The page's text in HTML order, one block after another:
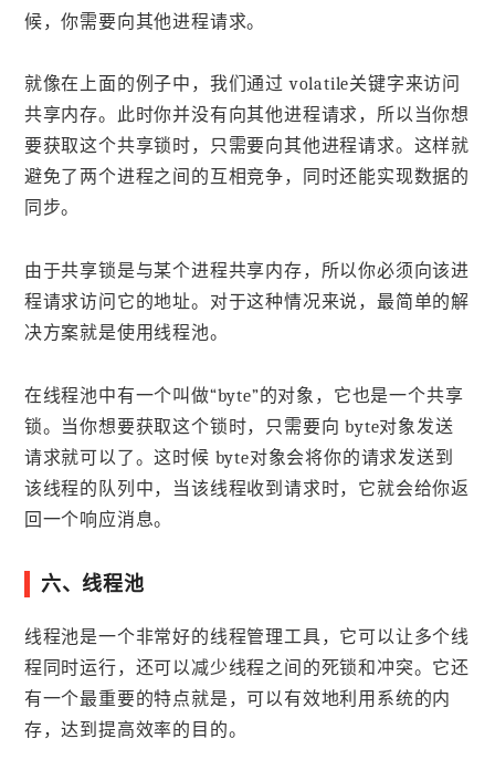
候，你需要向其他进程请求。
就像在上面的例子中，我们通过 volatile关键字来访问
共享内存。此时你并没有向其他进程请求，所以当你想
要获取这个共享锁时，只需要向其他进程请求。这样就
避免了两个进程之间的互相竞争，同时还能实现数据的
同步。
由于共享锁是与某个进程共享内存，所以你必须向该进
程请求访问它的地址。对于这种情况来说，最简单的解
决方案就是使用线程池。
在线程池中有一个叫做“byte”的对象，它也是一个共享
锁。当你想要获取这个锁时，只需要向 byte对象发送
请求就可以了。这时候 byte对象会将你的请求发送到
该线程的队列中，当该线程收到请求时，它就会给你返
回一个响应消息。
六、线程池
线程池是一个非常好的线程管理工具，它可以让多个线
程同时运行，还可以减少线程之间的死锁和冲突。它还
有一个最重要的特点就是，可以有效地利用系统的内
存，达到提高效率的目的。